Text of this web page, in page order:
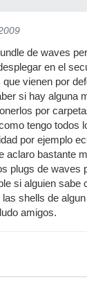
de waves
en el
vienen por
si hay alguna
por
tengo todos
por ejemplo
aclaro bastante
plugs de waves
si alguien sabe
shells de
amigos.